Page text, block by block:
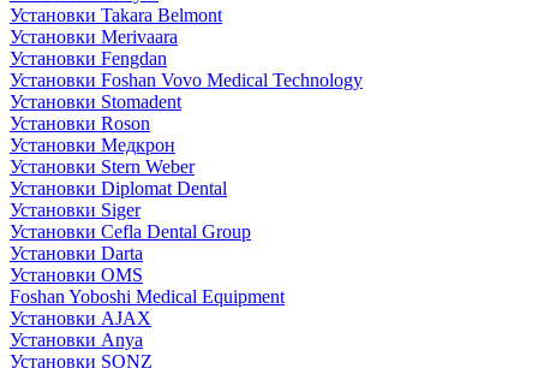
Установки Takara Belmont
Установки Merivaara
Установки Fengdan
Установки Foshan Vovo Medical Technology
Установки Stomadent
Установки Roson
Установки Медкрон
Установки Stern Weber
Установки Diplomat Dental
Установки Siger
Установки Cefla Dental Group
Установки Darta
Установки OMS
Foshan Yoboshi Medical Equipment
Установки AJAX
Установки Anya
Установки SONZ